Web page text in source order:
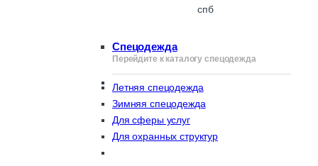
Спецодежда
Перейдите к каталогу спецодежда
Летняя спецодежда
Зимняя спецодежда
Для сферы услуг
Для охранных структур